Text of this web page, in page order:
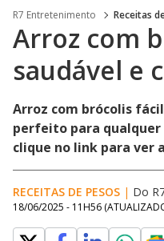
R7 Entretenimento Receitas
Arroz com
saudável e
Arroz com brócolis
perfeito para
clique no link para ver
RECEITAS DE PESOS | Do
18/06/2025 - 11H56